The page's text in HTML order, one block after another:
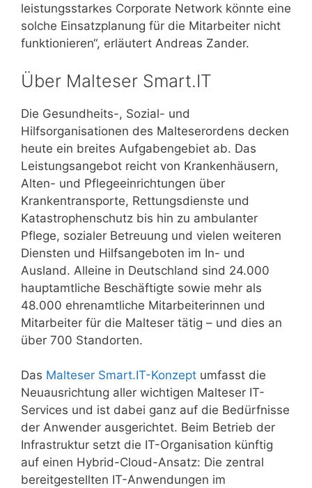
leistungsstarkes Corporate Network könnte eine
solche Einsatzplanung für die Mitarbeiter nicht
funktionieren“, erläutert Andreas Zander.
Über Malteser Smart.IT
Die Gesundheits-, Sozial- und
Hilfsorganisationen des Malteserordens decken
heute ein breites Aufgabengebiet ab. Das
Leistungsangebot reicht von Krankenhäusern,
Alten- und Pflegeeinrichtungen über
Krankentransporte, Rettungsdienste und
Katastrophenschutz bis hin zu ambulanter
Pflege, sozialer Betreuung und vielen weiteren
Diensten und Hilfsangeboten im In- und
Ausland. Alleine in Deutschland sind 24.000
hauptamtliche Beschäftigte sowie mehr als
48.000 ehrenamtliche Mitarbeiterinnen und
Mitarbeiter für die Malteser tätig – und dies an
über 700 Standorten.
Das Malteser Smart.IT-Konzept umfasst die
Neuausrichtung aller wichtigen Malteser IT-
Services und ist dabei ganz auf die Bedürfnisse
der Anwender ausgerichtet. Beim Betrieb der
Infrastruktur setzt die IT-Organisation künftig
auf einen Hybrid-Cloud-Ansatz: Die zentral
bereitgestellten IT-Anwendungen im